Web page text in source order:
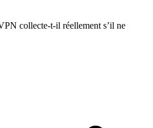
collecte-t-il réellement s’il ne